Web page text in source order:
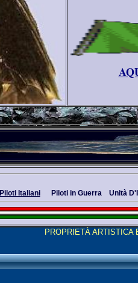
Piloti Italiani Piloti in Guerra Unità
PROPRIETÀ ARTISTICA